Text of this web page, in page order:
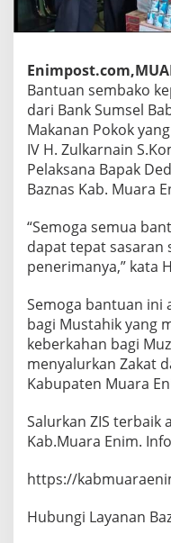
Bantuan sembako
dari Bank Sumsel
Makanan Pokok
IV H. Zulkarnain
Pelaksana Bapak
Baznas Kab. Muara
“Semoga semua
dapat tepat sasaran
penerimanya,” kata
Semoga bantuan ini
bagi Mustahik yang
keberkahan bagi
menyalurkan Zakat
Kabupaten Muara
Salurkan ZIS terbaik
Kab.Muara Enim.
https://
Hubungi Layanan